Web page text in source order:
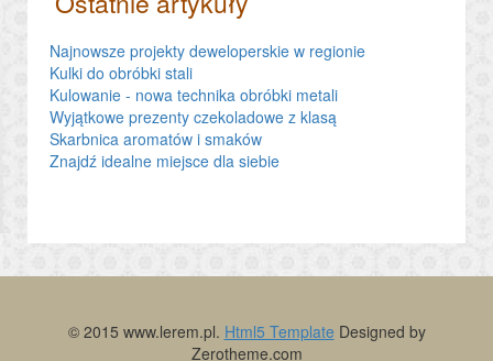
Najnowsze projekty deweloperskie w regionie
Kulki do obróbki stali
Kulowanie - nowa technika obróbki metali
Wyjątkowe prezenty czekoladowe z klasą
Skarbnica aromatów i smaków
Znajdź idealne miejsce dla siebie
© 2015 www.lerem.pl. Html5 Template Designed by
Zerotheme.com